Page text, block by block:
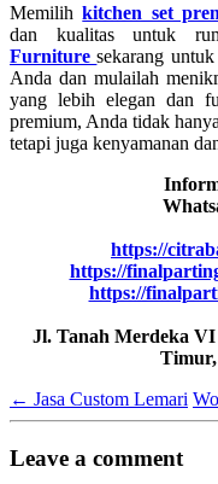
Memilihkitchen set
dan kualitas untuk
Furnituresekarang
Anda dan mulailah
yang lebih elegan dan
premium, Anda tidak
tetapi juga kenyamanan
https://
https://
https://
Jl. Tanah Merdeka
← Jasa Custom Lemari
Leave a comment